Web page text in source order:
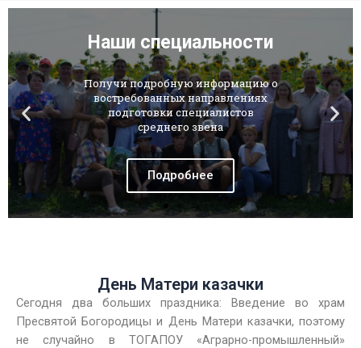
Наши специальности
Получи подробную информацию о
востребованных направлениях
подготовки специалистов
среднего звена
Подробнее
День Матери казачки
Сегодня два больших праздника: Введение во храм
Пресвятой Богородицы и День Матери казачки, поэтому
не случайно в ТОГАПОУ «Аграрно-промышленный»